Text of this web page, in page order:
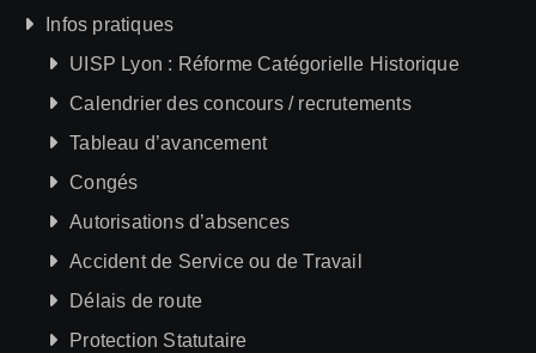
Infos pratiques
UISP Lyon : Réforme Catégorielle Historique
Calendrier des concours / recrutements
Tableau d’avancement
Congés
Autorisations d’absences
Accident de Service ou de Travail
Délais de route
Protection Statutaire